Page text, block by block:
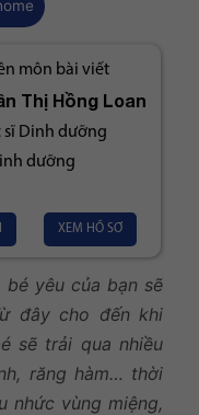
môn bài viết
Thị Hồng Loan
sĩ Dinh dưỡng
dưỡng
XEM HỒ SƠ
yêu của bạn sẽ
đây cho đến khi
sẽ trải qua nhiều
răng hàm… thời
nhức vùng miệng,